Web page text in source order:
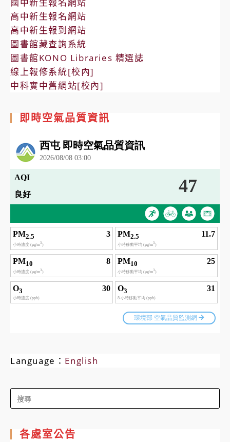
國中新生報名網站
高中新生報名網站
高中新生報到網站
圖書館藏查詢系統
圖書館KONO Libraries 精選誌
線上報修系統[校內]
中科實中舊網站[校內]
即時空氣品質資訊
Language： English
Search
for:
各處室公告